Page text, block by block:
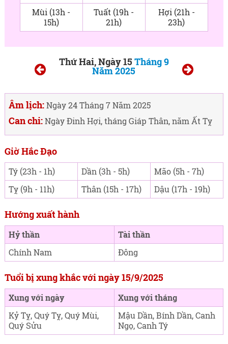
Mùi (13h -
15h)
Tuất (19h -
21h)
Hợi (21h -
23h)
Thứ Hai, Ngày 15 Tháng 9
Năm 2025
Âm lịch:Ngày 24 Tháng 7 Năm 2025
Can chi:Ngày Đinh Hợi, tháng Giáp Thân, năm Ất Tỵ
Giờ Hắc Đạo
Tý (23h - 1h) Dần (3h - 5h)
Mão (5h - 7h)
Tỵ (9h - 11h)
Thân (15h - 17h) Dậu (17h - 19h)
Hướng xuất hành
Hỷ thần
Tài thần
Chính Nam
Đông
Tuổi bị xung khắc với ngày 15/9/2025
Xung với ngày
Xung với tháng
Kỷ Tỵ, Quý Tỵ, Quý Mùi,
Quý Sửu
Mậu Dần, Bính Dần, Canh
Ngọ, Canh Tý